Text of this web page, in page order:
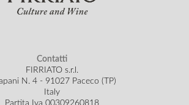
Contatti
FIRRIATO s.r.l.
N. 4 - 91027 Paceco (TP)
Italy
Partita Iva 00309260818